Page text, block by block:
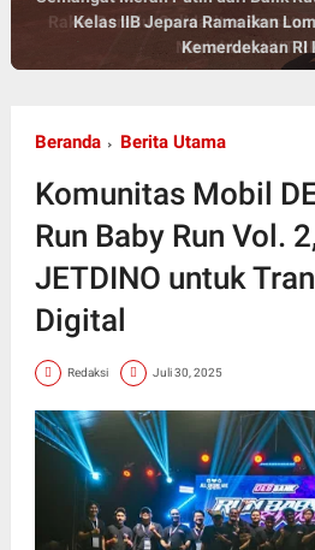
Kelas IIB Jepara Ramaikan
Kemerdekaan RI
Raket Beradu, Solidaritas
Meriahkan HUT
Beranda Berita Utama
Komunitas Mobil
Run Baby Run Vol.
JETDINO untuk
Digital
Redaksi Juli 30, 2025